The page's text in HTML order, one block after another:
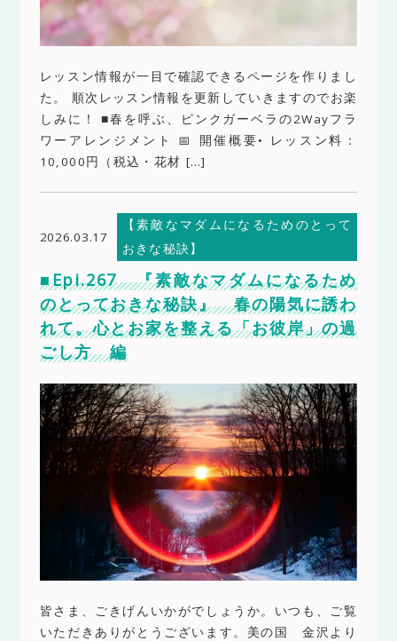
レッスン情報が一目で確認できるページを作りまし
た。 順次レッスン情報を更新していきますのでお楽
しみに！ ■春を呼ぶ、ピンクガーベラの2Wayフラ
ワーアレンジメント 📅 開催概要• レッスン料：
10,000円（税込・花材 […]
2026.03.17
【素敵なマダムになるためのとって
おきな秘訣】
■Epi.267 『素敵なマダムになるため
のとっておきな秘訣』 春の陽気に誘わ
れて。心とお家を整える「お彼岸」の過
ごし方 編
皆さま、ごきげんいかがでしょうか。いつも、ご覧
いただきありがとうございます。美の国 金沢より